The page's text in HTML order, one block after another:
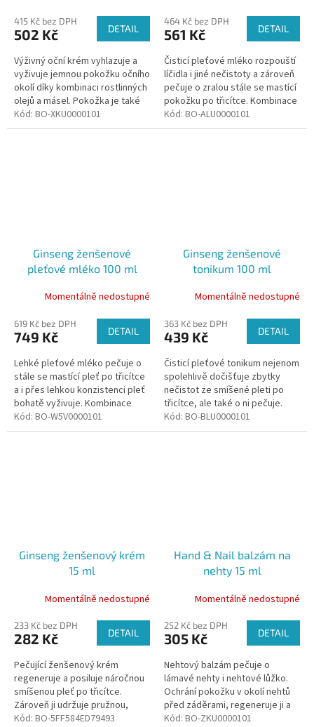
415 Kč bez DPH
502 Kč DETAIL
Výživný oční krém vyhlazuje a
vyživuje jemnou pokožku očního
okolí díky kombinaci rostlinných
olejů a másel. Pokožka je také
chráněna před povadlostí i
předčasnou tvorbou vrásek.
Kód: BO-XKU0000101
464 Kč bez DPH
561 Kč DETAIL
Čisticí pleťové mléko rozpouští
líčidla i jiné nečistoty a zároveň
pečuje o zralou stále se mastící
pokožku po třicítce. Kombinace
rostlinných látek eliminuje
výskyt nedokonalostí.
Kód: BO-ALU0000101
Ginseng ženšenové
pleťové mléko 100 ml
Momentálně nedostupné
619 Kč bez DPH
749 Kč DETAIL
Lehké pleťové mléko pečuje o
stále se mastící pleť po třicítce
a i přes lehkou konzistenci pleť
bohatě vyživuje. Kombinace
rostlinných látek eliminuje
výskyt nedokonalostí.
Kód: BO-W5V0000101
Ginseng ženšenové
tonikum 100 ml
Momentálně nedostupné
363 Kč bez DPH
439 Kč DETAIL
Čisticí pleťové tonikum nejenom
spolehlivě dočišťuje zbytky
nečistot ze smíšené pleti po
třicítce, ale také o ni pečuje.
Lehce ji tonizuje a harmonizuje
nadměrné maštění.
Kód: BO-BLU0000101
Ginseng ženšenový krém
15 ml
Momentálně nedostupné
233 Kč bez DPH
282 Kč DETAIL
Pečující ženšenový krém
regeneruje a posiluje náročnou
smíšenou pleť po třicítce.
Zároveň ji udržuje pružnou,
jemnou a zdravou.
Kód: BO-5FF584ED79493
Hand & Nail balzám na
nehty 15 ml
Momentálně nedostupné
252 Kč bez DPH
305 Kč DETAIL
Nehtový balzám pečuje o
lámavé nehty i nehtové lůžko.
Ochrání pokožku v okolí nehtů
před záděrami, regeneruje ji a
chrání před popraskáním.
Kód: BO-ZKU0000101